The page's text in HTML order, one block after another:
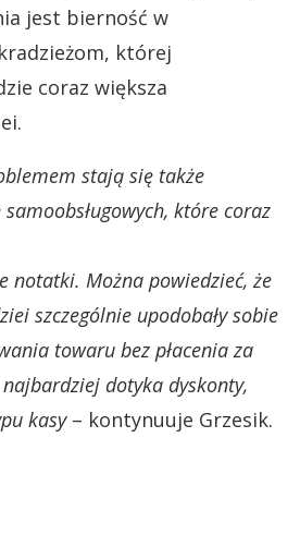
jest bierność w
której
coraz większa
stają się także
które coraz
notatki. Można powiedzieć, że
szczególnie upodobały sobie
towaru bez płacenia za
dotyka dyskonty,
kasy– kontynuuje Grzesik.